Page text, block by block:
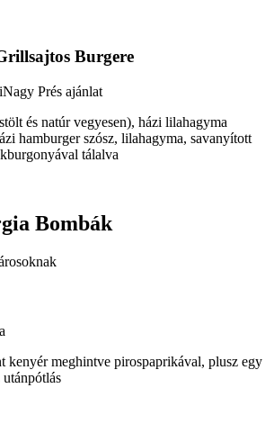
Burgere
Nagy Prés ajánlat
és natúr vegyesen), házi lilahagyma
hamburger szósz, lilahagyma, savanyított
tálalva
Bombák
kenyér meghintve pirospaprikával, plusz egy